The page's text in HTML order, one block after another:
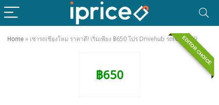
Home » เช่ารถเชียงใหม่ ราคาดี! เริ่มเพียง ฿650 โปร Drivehub รถเช่า 2569EDITOR CHOICE
฿650